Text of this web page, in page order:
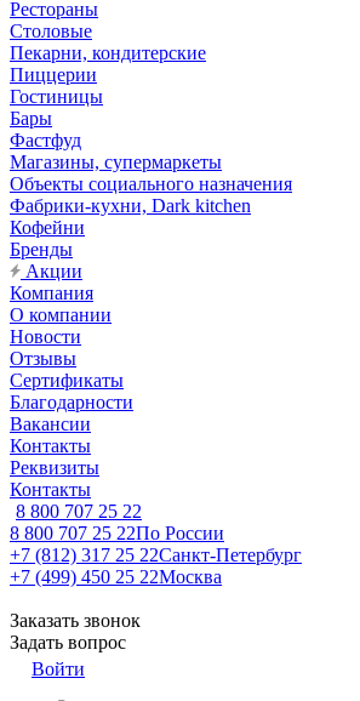
Рестораны
Столовые
Пекарни, кондитерские
Пиццерии
Гостиницы
Бары
Фастфуд
Магазины, супермаркеты
Объекты социального назначения
Фабрики-кухни, Dark kitchen
Кофейни
Бренды
Акции
Компания
О компании
Новости
Отзывы
Сертификаты
Благодарности
Вакансии
Контакты
Реквизиты
Контакты
8 800 707 25 22
8 800 707 25 22По России
+7 (812) 317 25 22Санкт-Петербург
+7 (499) 450 25 22Москва
Заказать звонок
Задать вопрос
Войти